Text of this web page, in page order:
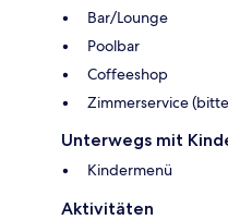
Bar/Lounge
Poolbar
Coffeeshop
Zimmerservice
Unterwegs mit
Kindermenü
Aktivitäten